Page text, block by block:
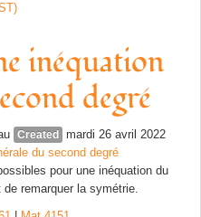
inéquation
degré
Created mardi 26 avril 2022
pour une inéquation du
remarquer la symétrie.